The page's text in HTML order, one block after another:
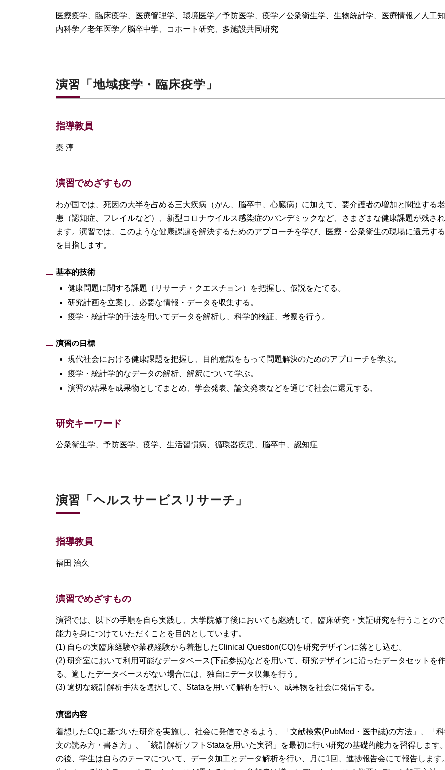
医療疫学、臨床疫学、医療管理学、環境医学／予防医学、疫学／公衆衛生学、生物統計学、医療情報／人工
内科学／老年医学／脳卒中学、コホート研究、多施設共同研究
演習「地域疫学・臨床疫学」
指導教員
秦 淳
演習でめざすもの
わが国では、死因の大半を占める三大疾病（がん、脳卒中、心臓病）に加えて、要介護者の増加と関連する
患（認知症、フレイルなど）、新型コロナウイルス感染症のパンデミックなど、さまざまな健康課題が残さ
ます。演習では、このような健康課題を解決するためのアプローチを学び、医療・公衆衛生の現場に還元す
を目指します。
基本的技術
健康問題に関する課題（リサーチ・クエスチョン）を把握し、仮説をたてる。
研究計画を立案し、必要な情報・データを収集する。
疫学・統計学的手法を用いてデータを解析し、科学的検証、考察を行う。
演習の目標
現代社会における健康課題を把握し、目的意識をもって問題解決のためのアプローチを学ぶ。
疫学・統計学的なデータの解析、解釈について学ぶ。
演習の結果を成果物としてまとめ、学会発表、論文発表などを通じて社会に還元する。
研究キーワード
公衆衛生学、予防医学、疫学、生活習慣病、循環器疾患、脳卒中、認知症
演習「ヘルスサービスリサーチ」
指導教員
福田 治久
演習でめざすもの
演習では、以下の手順を自ら実践し、大学院修了後においても継続して、臨床研究・実証研究を行うことの
能力を身につけていただくことを目的としています。
(1) 自らの実臨床経験や業務経験から着想したClinical Question(CQ)を研究デザインに落とし込む。
(2) 研究室において利用可能なデータベース(下記参照)などを用いて、研究デザインに沿ったデータセットを
る。適したデータベースがない場合には、独自にデータ収集を行う。
(3) 適切な統計解析手法を選択して、Stataを用いて解析を行い、成果物を社会に発信する。
演習内容
着想したCQに基づいた研究を実施し、社会に発信できるよう、「文献検索(PubMed・医中誌)の方法」、「
文の読み方・書き方」、「統計解析ソフトStataを用いた実習」を最初に行い研究の基礎的能力を習得します
の後、学生は自らのテーマについて、データ加工とデータ解析を行い、月に1回、進捗報告会にて報告します